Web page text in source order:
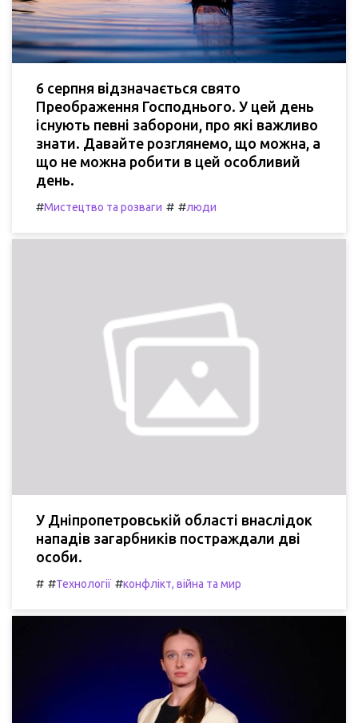
6 серпня відзначається свято
Преображення Господнього. У цей день
існують певні заборони, про які важливо
знати. Давайте розглянемо, що можна, а
що не можна робити в цей особливий
день.
#Мистецтво та розваги # #люди
У Дніпропетровській області внаслідок
нападів загарбників постраждали дві
особи.
# #Технології #конфлікт, війна та мир